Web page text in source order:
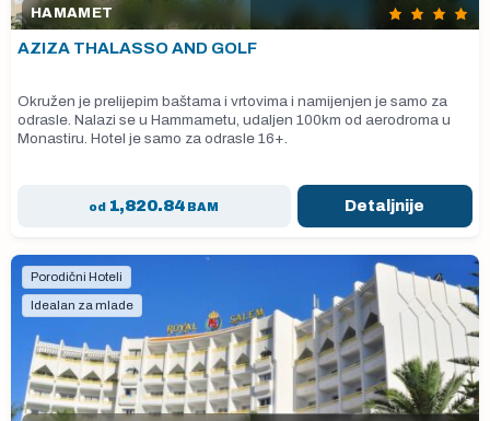
HAMAMET
AZIZA THALASSO AND GOLF
Okružen je prelijepim baštama i vrtovima i namijenjen je samo za
odrasle. Nalazi se u Hammametu, udaljen 100km od aerodroma u
Monastiru. Hotel je samo za odrasle 16+.
od 1,820.84 BAM Detaljnije
Porodični Hoteli
Idealan za mlade